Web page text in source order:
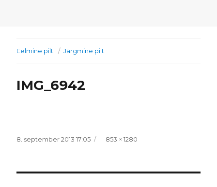
Eelmine pilt Järgmine pilt
IMG_6942
Postitatud
8. september 2013 17:05 Täissuurus
853 × 1280